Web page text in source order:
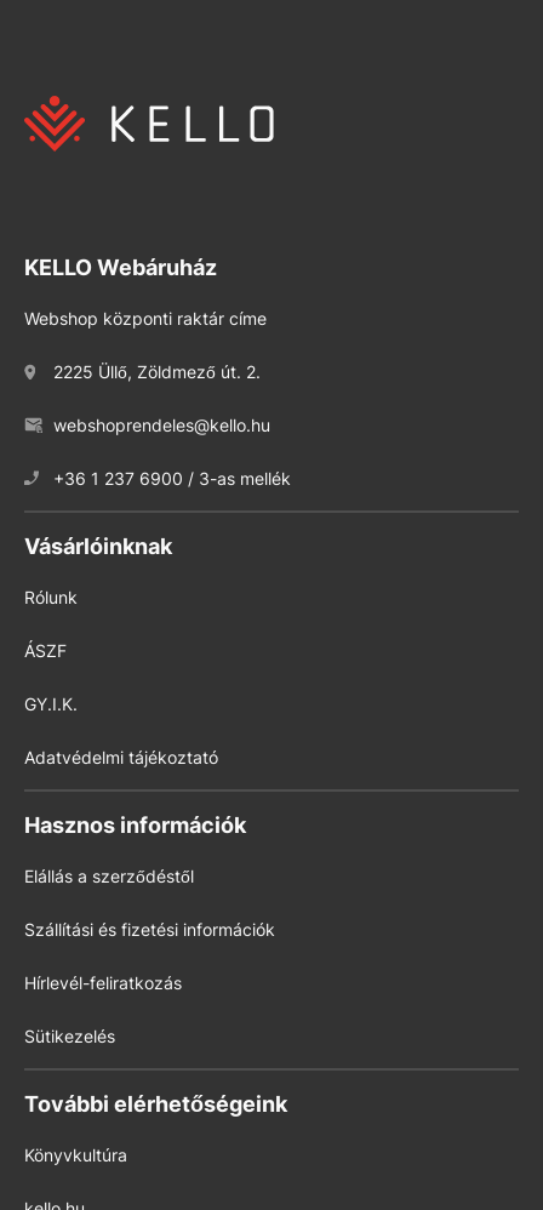
KELLO Webáruház
Webshop központi raktár címe
2225 Üllő, Zöldmező út. 2.
webshoprendeles@kello.hu
+36 1 237 6900 / 3-as mellék
Vásárlóinknak
Rólunk
ÁSZF
GY.I.K.
Adatvédelmi tájékoztató
Hasznos információk
Elállás a szerződéstől
Szállítási és fizetési információk
Hírlevél-feliratkozás
Sütikezelés
További elérhetőségeink
Könyvkultúra